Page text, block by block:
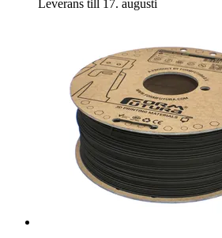
Leverans till 17. augusti